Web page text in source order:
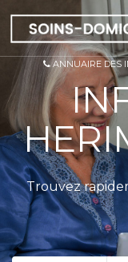
ANNUAIRE DES
Trouvez